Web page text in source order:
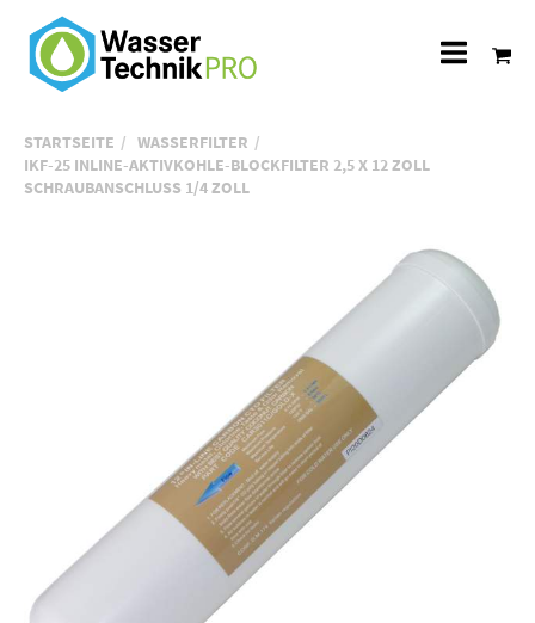
STARTSEITE
WASSERFILTER
IKF-25 INLINE-AKTIVKOHLE-BLOCKFILTER 2,5 X 12 ZOLL
SCHRAUBANSCHLUSS 1/4 ZOLL